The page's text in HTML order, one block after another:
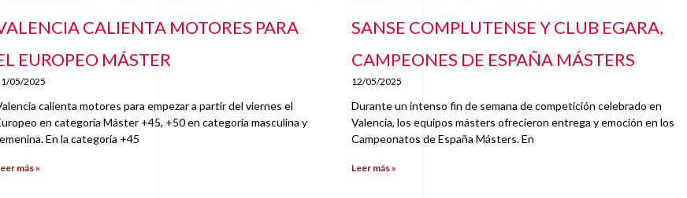
CALIENTA MOTORES PARA
EUROPEO MÁSTER
05/2025
calienta motores para empezar a partir del viernes el
en categoría Máster +45, +50 en categoría masculina y
En la categoría +45
más »
SANSE COMPLUTENSE Y CLUB EGARA,
CAMPEONES DE ESPAÑA MÁSTERS
12/05/2025
Durante un intenso fin de semana de competición celebrado en
Valencia, los equipos másters ofrecieron entrega y emoción en los
Campeonatos de España Másters. En
Leer más »